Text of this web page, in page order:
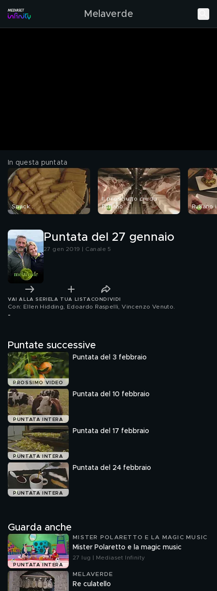
Melaverde
In questa puntata
Snack...
Il prosciutto crudo
Ruliano
Ruliano
Puntata del 27 gennaio
27 gen 2019 | Canale 5
VAI ALLA SERIE LA TUA LISTA CONDIVIDI
Con: Ellen Hidding, Edoardo Raspelli, Vincenzo Venuto
-
Puntate successive
PROSSIMO VIDEO
Puntata del 3 febbraio
PUNTATA INTERA
Puntata del 10 febbraio
PUNTATA INTERA
Puntata del 17 febbraio
PUNTATA INTERA
Puntata del 24 febbraio
Guarda anche
PUNTATA INTERA
MISTER POLARETTO E LA MAGIC MUSIC
Mister Polaretto e la magic music
27 lug | Mediaset Infinity
MELAVERDE
Re culatello